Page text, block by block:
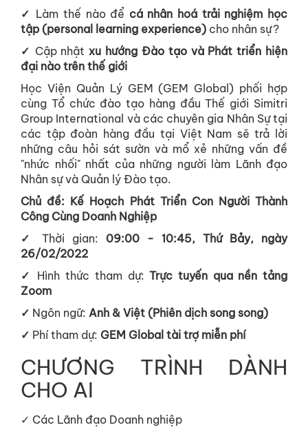
✓ Làm thế nào để cá nhân hoá trải nghiệm học
tập (personal learning experience) cho nhân sự?
✓ Cập nhậtxu hướng Đào tạo và Phát triển hiện
đại nào trên thế giới
Học Viện Quản Lý GEM (GEM Global) phối hợp
cùng Tổ chức đào tạo hàng đầu Thế giới Simitri
Group International và các chuyên gia Nhân Sự tại
các tập đoàn hàng đầu tại Việt Nam sẽ trả lời
những câu hỏi sát sườn và mổ xẻ những vấn đề
"nhức nhối" nhất của những người làm Lãnh đạo
Nhân sự và Quản lý Đào tạo.
Chủ đề: Kế Hoạch Phát Triển Con Người Thành
Công Cùng Doanh Nghiệp
✓ Thời gian: 09:00 - 10:45, Thứ Bảy, ngày
26/02/2022
✓ Hình thức tham dự:Trực tuyến qua nền tảng
Zoom
✓ Ngôn ngữ: Anh & Việt (Phiên dịch song song)
✓ Phí tham dự: GEM Global tài trợ miễn phí
CHƯƠNG TRÌNH DÀNH
CHO AI
✓ Các Lãnh đạo Doanh nghiệp